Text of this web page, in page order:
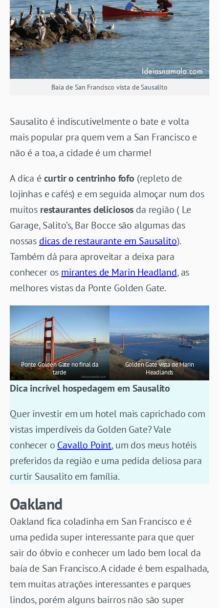
Baía de San Francisco vista de Sausalito
Sausalito é indiscutivelmente o bate e volta
mais popular pra quem vem a San Francisco e
não é a toa, a cidade é um charme!
A dica écurtir o centrinho fofo (repleto de
lojinhas e cafés) e em seguida almoçar num dos
muitos restaurantes deliciosos da região ( Le
Garage, Salito’s, Bar Bocce são algumas das
nossas dicas de restaurante em Sausalito).
Também dá para aproveitar a deixa para
conhecer os mirantes de Marin Headland, as
melhores vistas da Ponte Golden Gate.
Ponte Golden Gate no final da
tarde
Golden Gate vista de Marin
Headlands
Dica incrível hospedagem em Sausalito
Quer investir em um hotel mais caprichado com
vistas imperdíveis da Golden Gate? Vale
conhecer o Cavallo Point,um dos meus hotéis
preferidos da região e uma pedida deliosa para
curtir Sausalito em família.
Oakland
Oakland fica coladinha em San Francisco e é
uma pedida super interessante para que quer
sair do óbvio e conhecer um lado bem local da
baía de San Francisco. A cidade é bem espalhada,
tem muitas atrações interessantes e parques
lindos, porém alguns bairros não são super